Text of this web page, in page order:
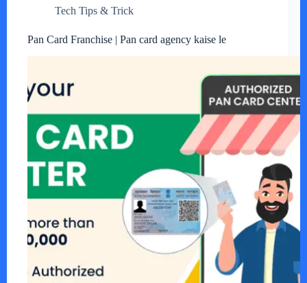
Tech Tips & Trick
Pan Card Franchise | Pan card agency kaise le